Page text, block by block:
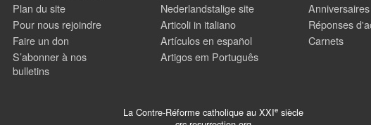
Plan du site
Pour nous rejoindre
Faire un don
S’abonner à nos
bulletins
Nederlandstalige site
Articoli in italiano
Artículos en español
Artigos em Português
Anniversaires
Réponses
Carnets
La Contre-Réforme catholique au XXIe siècle